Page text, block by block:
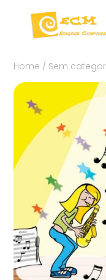
Home / Sem